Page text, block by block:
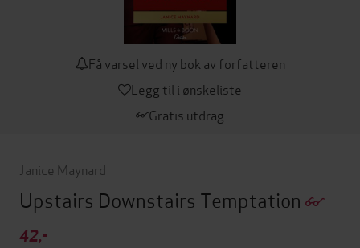
Få varsel ved ny bok av forfatteren
Legg til i ønskeliste
Gratis utdrag
Janice Maynard
Upstairs Downstairs Temptation
42,-